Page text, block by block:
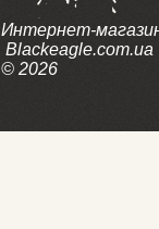
Интернет-
Blackeagle.com.ua
© 2026